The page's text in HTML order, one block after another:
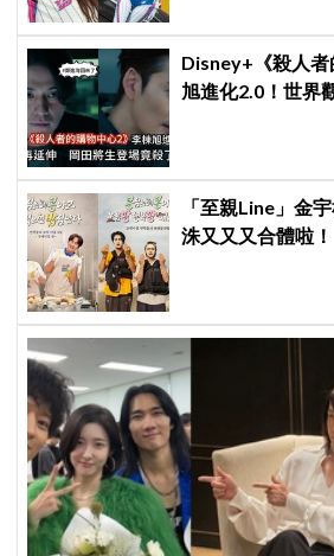
Disney+《殺人
旭進化2.0！世界
「至親Line」金
洙又又又合體啦